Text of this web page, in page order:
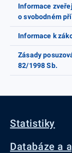
Informace
o svobodném
Informace k
Zásady
82/1998 Sb.
Statistiky
Databáze a